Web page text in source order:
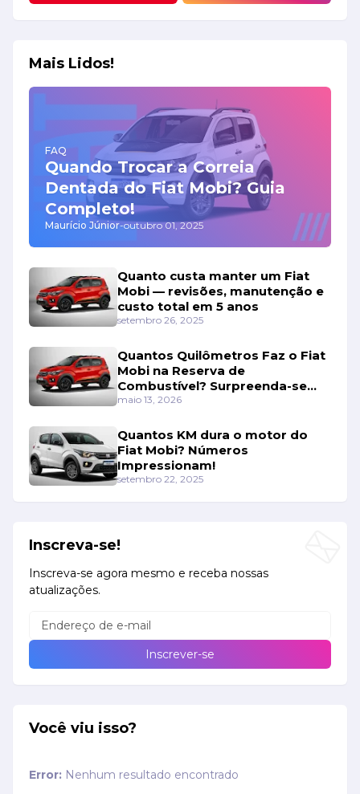
Mais Lidos!
FAQ
Quando Trocar a Correia
Dentada do Fiat Mobi? Guia
Completo!
Maurício Júnior-outubro 01, 2025
Quanto custa manter um Fiat
Mobi — revisões, manutenção e
custo total em 5 anos
setembro 26, 2025
Quantos Quilômetros Faz o Fiat
Mobi na Reserva de
Combustível? Surpreenda-se
Com os Números!
maio 13, 2026
Quantos KM dura o motor do
Fiat Mobi? Números
Impressionam!
setembro 22, 2025
Inscreva-se!
Inscreva-se agora mesmo e receba nossas
atualizações.
Você viu isso?
Error: Nenhum resultado encontrado